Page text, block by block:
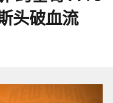
头破血流